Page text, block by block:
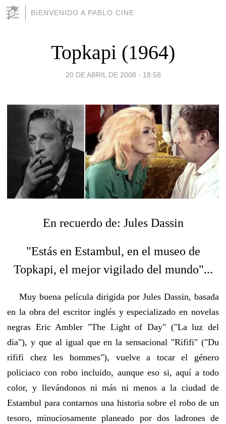
BIENVENIDO A PABLO CINE
Topkapi (1964)
20 DE ABRIL DE 2008 - 18:58
En recuerdo de: Jules Dassin
"Estás en Estambul, en el museo de
Topkapi, el mejor vigilado del mundo"...
Muy buena película dirigida por Jules Dassin, basada
en la obra del escritor inglés y especializado en novelas
negras Eric Ambler "The Light of Day" ("La luz del
dia"), y que al igual que en la sensacional "Rififi" ("Du
rififi chez les hommes"), vuelve a tocar el género
policiaco con robo incluido, aunque eso si, aquí a todo
color, y llevándonos ni más ni menos a la ciudad de
Estambul para contarnos una historia sobre el robo de un
tesoro, minuciosamente planeado por dos ladrones de